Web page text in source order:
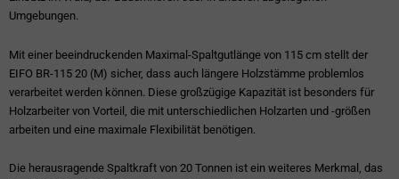
Umgebungen.
Mit einer beeindruckenden Maximal-Spaltgutlänge von 115 cm stellt der
EIFO BR-115 20 (M) sicher, dass auch längere Holzstämme problemlos
verarbeitet werden können. Diese großzügige Kapazität ist besonders für
Holzarbeiter von Vorteil, die mit unterschiedlichen Holzarten und -größen
arbeiten und eine maximale Flexibilität benötigen.
Die herausragende Spaltkraft von 20 Tonnen ist ein weiteres Merkmal, das